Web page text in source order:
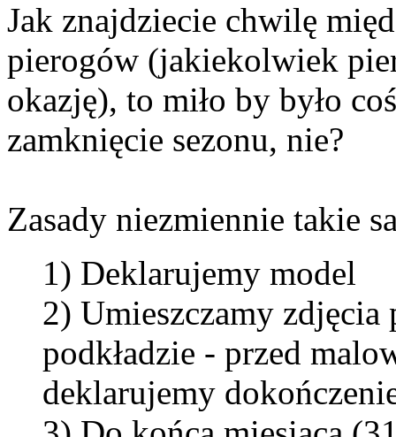
Jak znajdziecie chwilę
pierogów (jakiekolwiek
okazję), to miło by było
zamknięcie sezonu, nie?
Zasady niezmiennie takie
1) Deklarujemy model
2) Umieszczamy zdjęcia
podkładzie - przed
deklarujemy